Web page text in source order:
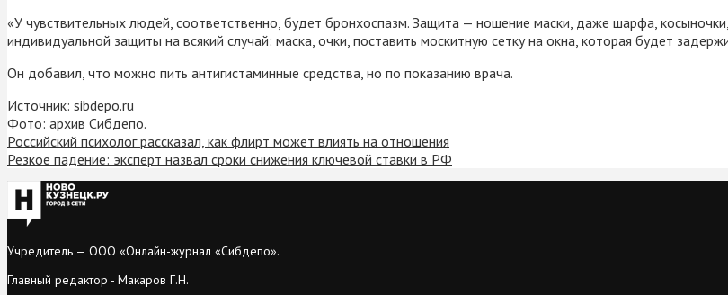
«У чувствительных людей, соответственно, будет бронхоспазм. Защита — ношение маски, даже шарфа,
индивидуальной защиты на всякий случай: маска, очки, поставить москитную сетку на окна, которая будет
Он добавил, что можно пить антигистаминные средства, но по показанию врача.
Источник: sibdepo.ru
Фото: архив Сибдепо.
Российский психолог рассказал, как флирт может влиять на отношения
Резкое падение: эксперт назвал сроки снижения ключевой ставки в РФ
Учредитель — ООО «Онлайн-журнал «Сибдепо».
Главный редактор - Макаров Г.Н.